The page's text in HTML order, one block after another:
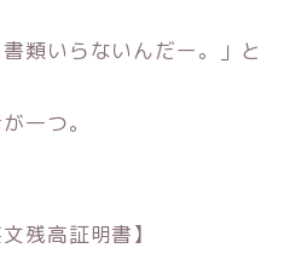
類いらないんだー。」と
一つ。
残高証明書】